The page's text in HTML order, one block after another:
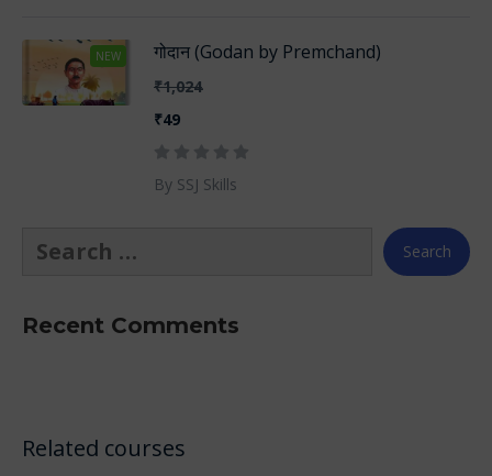
Related courses
NEW गोदान (Godan by Premchand)
₹1,024
₹49
By SSJ Skills
Recent Comments